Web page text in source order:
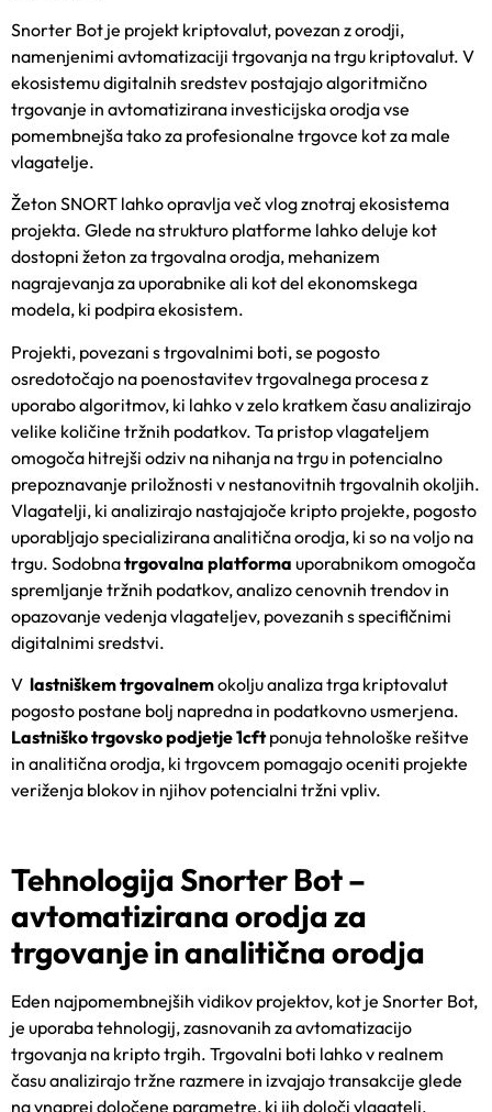
Snorter Bot je projekt kriptovalut, povezan z orodji,
namenjenimi avtomatizaciji trgovanja na trgu kriptovalut. V
ekosistemu digitalnih sredstev postajajo algoritmično
trgovanje in avtomatizirana investicijska orodja vse
pomembnejša tako za profesionalne trgovce kot za male
vlagatelje.
Žeton SNORT lahko opravlja več vlog znotraj ekosistema
projekta. Glede na strukturo platforme lahko deluje kot
dostopni žeton za trgovalna orodja, mehanizem
nagrajevanja za uporabnike ali kot del ekonomskega
modela, ki podpira ekosistem.
Projekti, povezani s trgovalnimi boti, se pogosto
osredotočajo na poenostavitev trgovalnega procesa z
uporabo algoritmov, ki lahko v zelo kratkem času analizirajo
velike količine tržnih podatkov. Ta pristop vlagateljem
omogoča hitrejši odziv na nihanja na trgu in potencialno
prepoznavanje priložnosti v nestanovitnih trgovalnih okoljih.
Vlagatelji, ki analizirajo nastajajoče kripto projekte, pogosto
uporabljajo specializirana analitična orodja, ki so na voljo na
trgu. Sodobnatrgovalna platforma uporabnikom omogoča
spremljanje tržnih podatkov, analizo cenovnih trendov in
opazovanje vedenja vlagateljev, povezanih s specifičnimi
digitalnimi sredstvi.
V lastniškem trgovalnemokolju analiza trga kriptovalut
pogosto postane bolj napredna in podatkovno usmerjena.
Lastniško trgovsko podjetje 1cftponuja tehnološke rešitve
in analitična orodja, ki trgovcem pomagajo oceniti projekte
veriženja blokov in njihov potencialni tržni vpliv.
Tehnologija Snorter Bot –
avtomatizirana orodja za
trgovanje in analitična orodja
Eden najpomembnejših vidikov projektov, kot je Snorter Bot,
je uporaba tehnologij, zasnovanih za avtomatizacijo
trgovanja na kripto trgih. Trgovalni boti lahko v realnem
času analizirajo tržne razmere in izvajajo transakcije glede
na vnaprej določene parametre, ki jih določi vlagatelj.